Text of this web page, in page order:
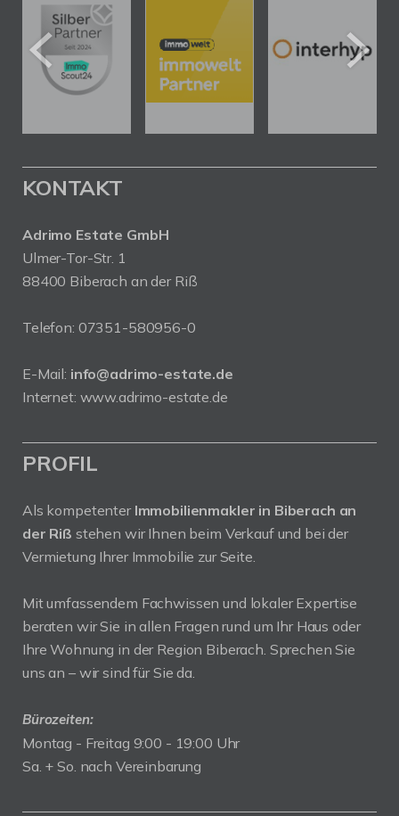
KONTAKT
Adrimo Estate GmbH
Ulmer-Tor-Str. 1
88400 Biberach an der Riß
Telefon: 07351-580956-0
E-Mail: info@adrimo-estate.de
Internet: www.adrimo-estate.de
PROFIL
Als kompetenter Immobilienmakler in Biberach an
der Riß stehen wir Ihnen beim Verkauf und bei der
Vermietung Ihrer Immobilie zur Seite.
Mit umfassendem Fachwissen und lokaler Expertise
beraten wir Sie in allen Fragen rund um Ihr Haus oder
Ihre Wohnung in der Region Biberach. Sprechen Sie
uns an – wir sind für Sie da.
Bürozeiten:
Montag - Freitag 9:00 - 19:00 Uhr
Sa. + So. nach Vereinbarung